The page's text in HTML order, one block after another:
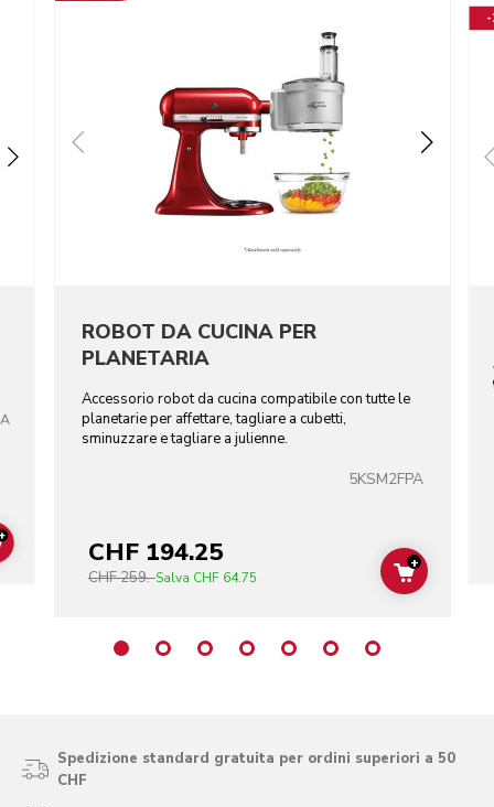
ADD TO CART
ROBOT DA CUCINA PER
PLANETARIA
Accessorio robot da cucina compatibile con tutte le
planetarie per affettare, tagliare a cubetti,
sminuzzare e tagliare a julienne.
5KSM2FPA
CHF 194.25
CHF 259.-Salva CHF 64.75 ADD TO
+
-
Spedizione standard gratuita per ordini superiori a 50
CHF